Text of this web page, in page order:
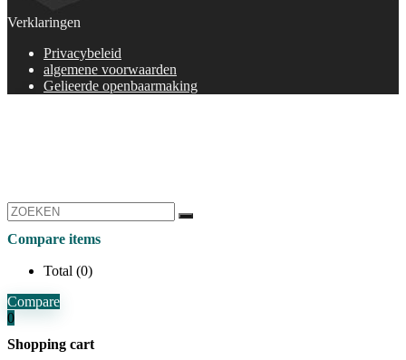
Verklaringen
Privacybeleid
algemene voorwaarden
Gelieerde openbaarmaking
Compare items
Total (0)
Compare
0
Shopping cart